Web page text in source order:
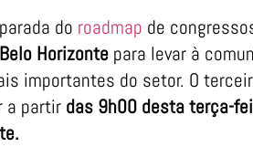
do roadmap de
Belo Horizonte para levar à
importantes do setor. O
a partir das 9h00 desta terça-